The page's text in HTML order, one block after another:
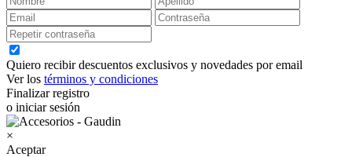
Quiero recibir descuentos exclusivos y novedades por email
Ver los términos y condiciones
Finalizar registro
o iniciar sesión
×
Aceptar